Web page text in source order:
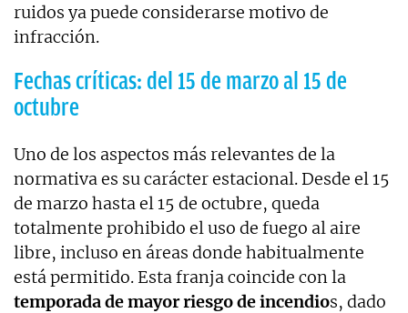
ruidos ya puede considerarse motivo de
infracción.
Fechas críticas: del 15 de marzo al 15 de
octubre
Uno de los aspectos más relevantes de la
normativa es su carácter estacional. Desde el 15
de marzo hasta el 15 de octubre, queda
totalmente prohibido el uso de fuego al aire
libre, incluso en áreas donde habitualmente
está permitido. Esta franja coincide con la
temporada de mayor riesgo de incendios, dado